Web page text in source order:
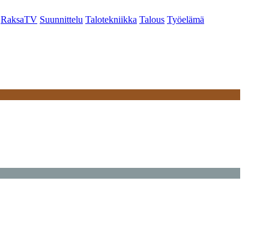
RaksaTV Suunnittelu Talotekniikka Talous Työelämä